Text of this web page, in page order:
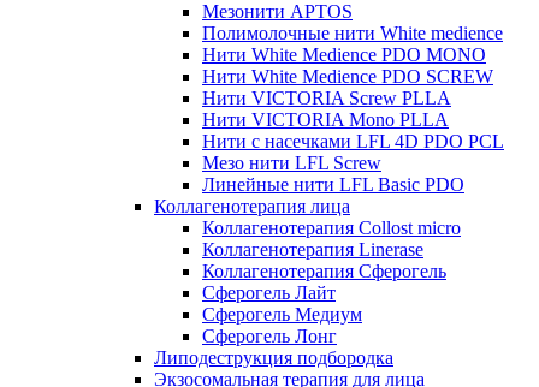
Мезонити APTOS
Полимолочные нити White medience
Нити White Medience PDO MONO
Нити White Medience PDO SCREW
Нити VICTORIA Screw PLLA
Нити VICTORIA Mono PLLA
Нити с насечками LFL 4D PDO PCL
Мезо нити LFL Screw
Линейные нити LFL Basic PDO
Коллагенотерапия лица
Коллагенотерапия Collost micro
Коллагенотерапия Linerase
Коллагенотерапия Сферогель
Сферогель Лайт
Сферогель Медиум
Сферогель Лонг
Липодеструкция подбородка
Экзосомальная терапия для лица